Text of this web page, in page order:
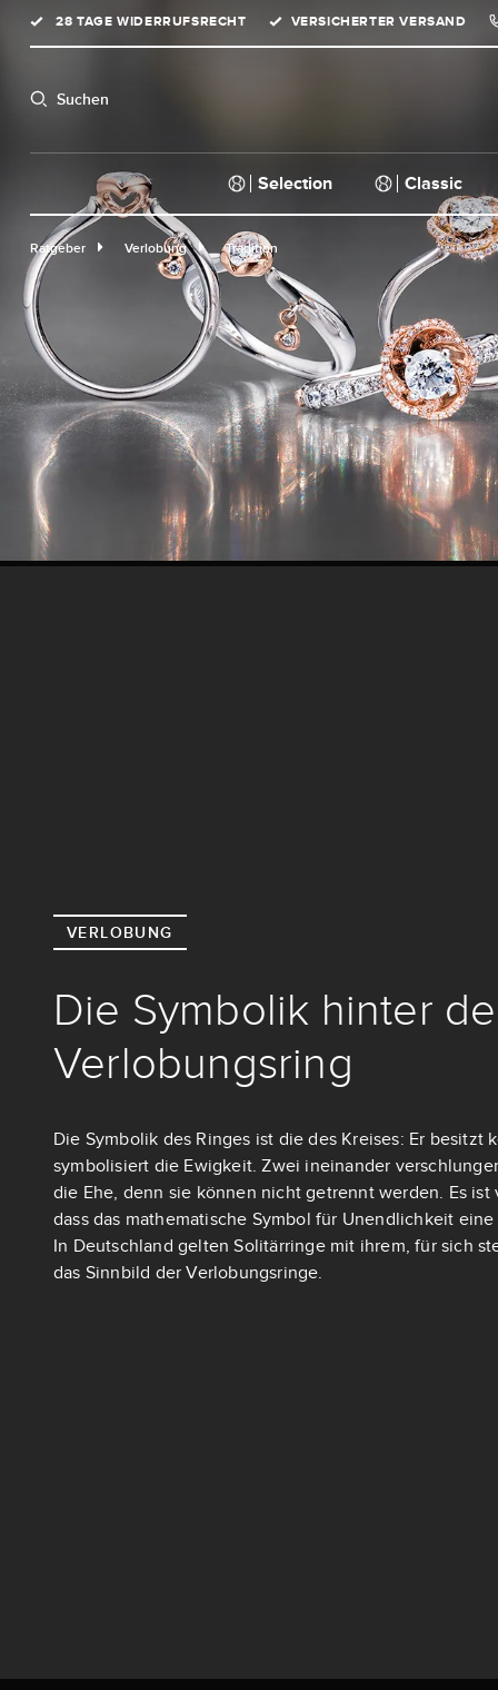
Zur Hauptnavigation springen
28 TAGE WIDERRUFSRECHT VERSICHERTER VERSAND
Suchen
Selection Classic
Ratgeber Verlobung Tradition
VERLOBUNG
Die Symbolik hinter
Verlobungsring
Die Symbolik des Ringes ist die des Kreises: Er besitzt
symbolisiert die Ewigkeit. Zwei ineinander
die Ehe, denn sie können nicht getrennt werden. Es
dass das mathematische Symbol für Unendlichkeit
In Deutschland gelten Solitärringe mit ihrem, für sich
das Sinnbild der Verlobungsringe.